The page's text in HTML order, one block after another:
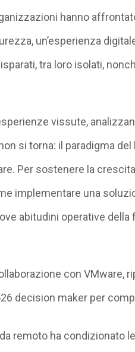
hanno
un’esperienza
tra loro isolati,
vissute,
si torna: il paradigma del
Per sostenere la
implementare una
abitudini operative della
con VMware,
decision maker per
remoto ha condizionato